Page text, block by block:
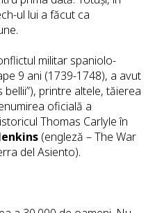
ul lui a făcut ca
militar spaniolo-
9 ani (1739-1748), a avut
printre altele, tăierea
oficială a
Thomas Carlyle în
(engleză – The War
del Asiento).